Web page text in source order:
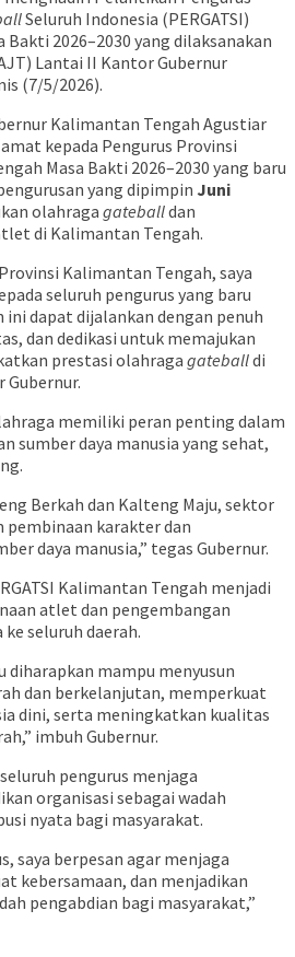
Seluruh Indonesia (PERGATSI)
2026–2030 yang dilaksanakan
Lantai II Kantor Gubernur
(7/5/2026).
Kalimantan Tengah Agustiar
kepada Pengurus Provinsi
Masa Bakti 2026–2030 yang baru
yang dipimpin Juni
olahraga gateballdan
di Kalimantan Tengah.
Kalimantan Tengah, saya
seluruh pengurus yang baru
dapat dijalankan dengan penuh
dan dedikasi untuk memajukan
prestasi olahraga gateballdi
Gubernur.
memiliki peran penting dalam
sumber daya manusia yang sehat,
Berkah dan Kalteng Maju, sektor
karakter dan
daya manusia,” tegas Gubernur.
Kalimantan Tengah menjadi
atlet dan pengembangan
ke seluruh daerah.
diharapkan mampu menyusun
dan berkelanjutan, memperkuat
dini, serta meningkatkan kualitas
imbuh Gubernur.
pengurus menjaga
organisasi sebagai wadah
nyata bagi masyarakat.
saya berpesan agar menjaga
kebersamaan, dan menjadikan
pengabdian bagi masyarakat,”